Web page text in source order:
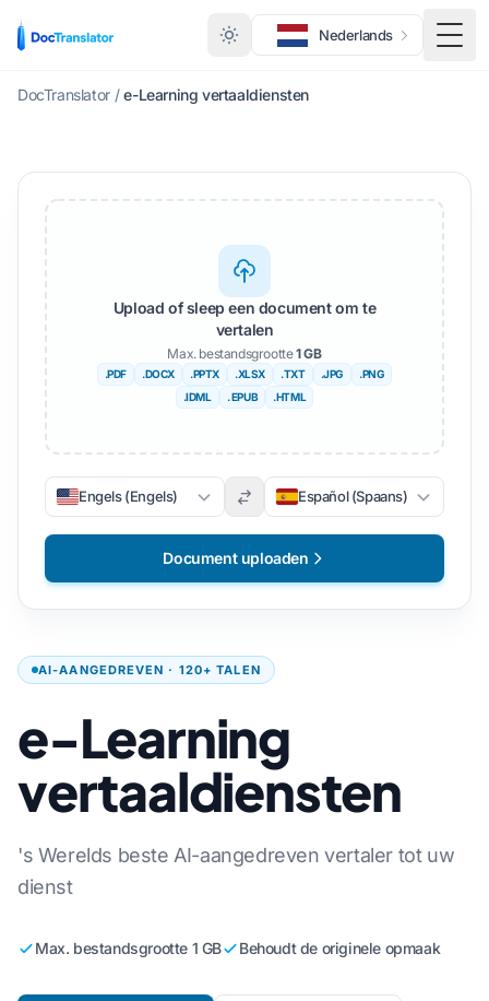
Nederlands
DocTranslator / e-Learning vertaaldiensten
AI-AANGEDREVEN · 120+ TALEN
e-Learning
vertaaldiensten
's Werelds beste AI-aangedreven vertaler tot uw
dienst
Max. bestandsgrootte 1 GB Behoudt de originele opmaak
Upload of sleep een document om te
vertalen
Max. bestandsgrootte1 GB
.PDF .DOCX .PPTX .XLSX .TXT .JPG
.PNG
.IDML
. EPUB .HTML
Engels (Engels) Español (Spaans)
Document uploaden